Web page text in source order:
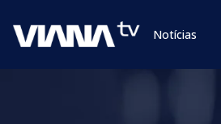
Notícias